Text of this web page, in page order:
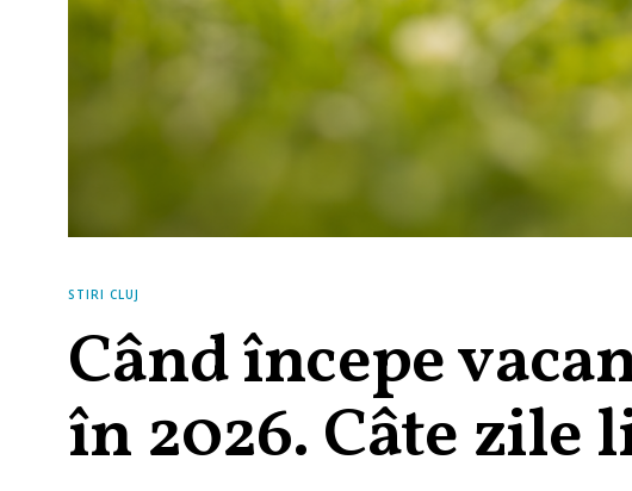
STIRI CLUJ
Când începe
în 2026. Câte zile